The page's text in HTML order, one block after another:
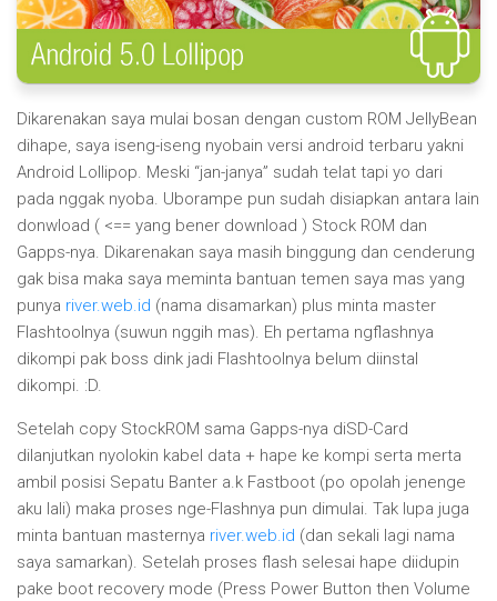
Dikarenakan saya mulai bosan dengan custom ROM JellyBean
dihape, saya iseng-iseng nyobain versi android terbaru yakni
Android Lollipop. Meski “jan-janya” sudah telat tapi yo dari
pada nggak nyoba. Uborampe pun sudah disiapkan antara lain
donwload ( <== yang bener download ) Stock ROM dan
Gapps-nya. Dikarenakan saya masih binggung dan cenderung
gak bisa maka saya meminta bantuan temen saya mas yang
punya river.web.id (nama disamarkan) plus minta master
Flashtoolnya (suwun nggih mas). Eh pertama ngflashnya
dikompi pak boss dink jadi Flashtoolnya belum diinstal
dikompi. :D.
Setelah copy StockROM sama Gapps-nya diSD-Card
dilanjutkan nyolokin kabel data + hape ke kompi serta merta
ambil posisi Sepatu Banter a.k Fastboot (po opolah jenenge
aku lali) maka proses nge-Flashnya pun dimulai. Tak lupa juga
minta bantuan masternya river.web.id (dan sekali lagi nama
saya samarkan). Setelah proses flash selesai hape diidupin
pake boot recovery mode (Press Power Button then Volume